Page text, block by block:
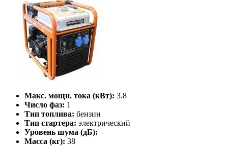
Макс. мощн. тока (кВт): 3.8
Число фаз: 1
Тип топлива: бензин
Тип стартера: электрический
Уровень шума (дБ):
Масса (кг): 38